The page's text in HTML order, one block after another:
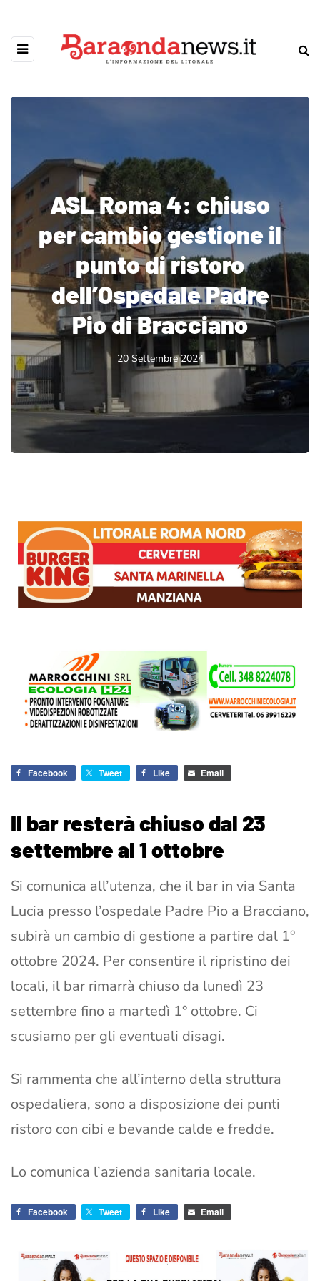
ASL Roma 4: chiuso
per cambio gestione il
punto di ristoro
dell’Ospedale Padre
Pio di Bracciano
20 Settembre 2024
Facebook Tweet Like Email
Il bar resterà chiuso dal 23
settembre al 1 ottobre
Si comunica all’utenza, che il bar in via Santa
Lucia presso l’ospedale Padre Pio a Bracciano,
subirà un cambio di gestione a partire dal 1°
ottobre 2024. Per consentire il ripristino dei
locali, il bar rimarrà chiuso da lunedì 23
settembre fino a martedì 1° ottobre. Ci
scusiamo per gli eventuali disagi.
Si rammenta che all’interno della struttura
ospedaliera, sono a disposizione dei punti
ristoro con cibi e bevande calde e fredde.
Lo comunica l’azienda sanitaria locale.
Facebook Tweet Like Email